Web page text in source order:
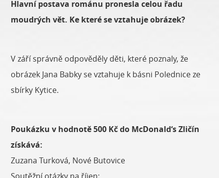
Hlavní postava románu pronesla celou řadu
moudrých vět. Ke které se vztahuje obrázek?
V září správně odpověděly děti, které poznaly, že
obrázek Jana Babky se vztahuje k básni Polednice ze
sbírky Kytice.
Poukázku v hodnotě 500 Kč do McDonald‘s Zličín
získává:
Zuzana Turková, Nové Butovice